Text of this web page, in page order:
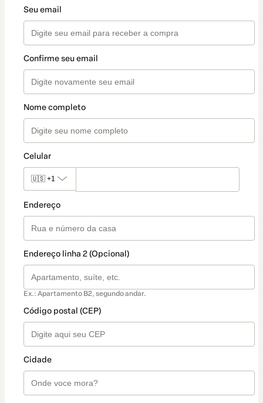
Seu email
Confirme seu email
Nome completo
Celular
🇺🇸 +1
Endereço
Endereço linha 2 (Opcional)
Ex.: Apartamento B2, segundo andar.
Código postal (CEP)
Cidade